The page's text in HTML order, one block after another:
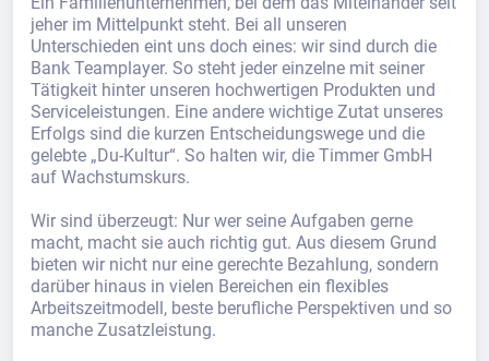
jeher im Mittelpunkt steht. Bei all unseren
Unterschieden eint uns doch eines: wir sind durch die
Bank Teamplayer. So steht jeder einzelne mit seiner
Tätigkeit hinter unseren hochwertigen Produkten und
Serviceleistungen. Eine andere wichtige Zutat unseres
Erfolgs sind die kurzen Entscheidungswege und die
gelebte „Du-Kultur“. So halten wir, die Timmer GmbH
auf Wachstumskurs.
Wir sind überzeugt: Nur wer seine Aufgaben gerne
macht, macht sie auch richtig gut. Aus diesem Grund
bieten wir nicht nur eine gerechte Bezahlung, sondern
darüber hinaus in vielen Bereichen ein flexibles
Arbeitszeitmodell, beste berufliche Perspektiven und so
manche Zusatzleistung.